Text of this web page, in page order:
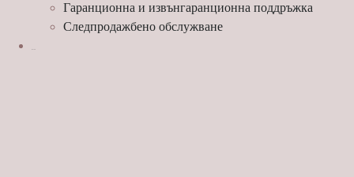
Гаранционна и извънгаранционна поддръжка
Следпродажбено обслужване